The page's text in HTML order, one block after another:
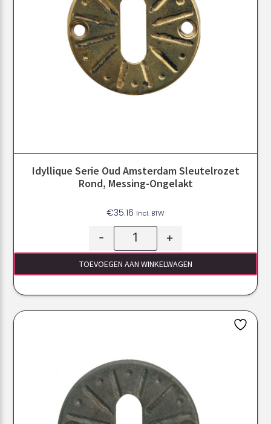
Idyllique Serie Oud Amsterdam Sleutelrozet
Rond, Messing-Ongelakt
€35.16 Incl. BTW
- +
TOEVOEGEN AAN WINKELWAGEN